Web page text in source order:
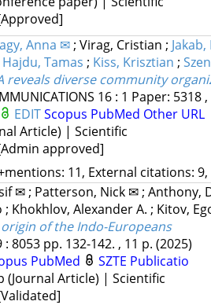
Anna ✉ ; Virag, Cristian ;
Hajdu, Tamas ; Kiss, Krisztian ;
reveals diverse community
16: 1 Paper: 5318
EDITScopus PubMed Other URL
Article) | Scientific
approved]
11, External citations:
✉ ; Patterson, Nick ✉ ; Anthony,
; Khokhlov, Alexander A. ; Kitov,
of the Indo-Europeans
: 8053 pp. 132-142. , 11 p. (2025)
PubMed
SZTE Publicatio
(Journal Article) | Scientific